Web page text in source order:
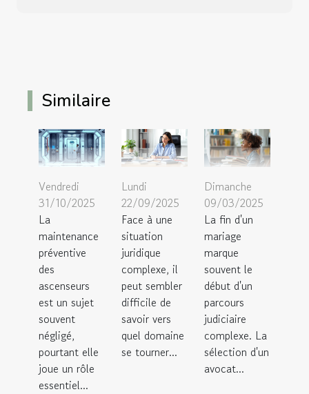
Similaire
Vendredi
31/10/2025
La
maintenance
préventive
des
ascenseurs
est un sujet
souvent
négligé,
pourtant elle
joue un rôle
essentiel...
Lundi
22/09/2025
Face à une
situation
juridique
complexe, il
peut sembler
difficile de
savoir vers
quel domaine
se tourner...
Dimanche
09/03/2025
La fin d'un
mariage
marque
souvent le
début d'un
parcours
judiciaire
complexe. La
sélection d'un
avocat...